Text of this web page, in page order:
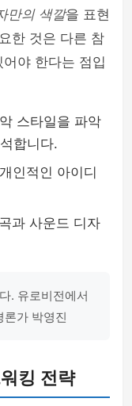
만의 색깔을 표현
한 것은 다른 참
야 한다는 점입
스타일을 파악
합니다.
인적인 아이디
과 사운드 디자
. 유로비전에서
가 박영진
킹 전략